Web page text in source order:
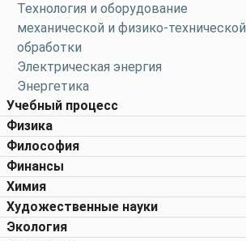
Технология и оборудование
механической и физико-технической
обработки
Электрическая энергия
Энергетика
Учебный процесс
Физика
Философия
Финансы
Химия
Художественные науки
Экология